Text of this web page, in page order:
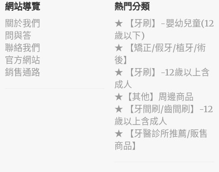
網站導覽
關於我們
問與答
聯絡我們
官方網站
銷售通路
熱門分類
★ 【牙刷】-嬰幼兒童(12
歲以下)
★ 【矯正/假牙/植牙/術
後】
★ 【牙刷】-12歲以上含
成人
★【其他】周邊商品
★ 【牙間刷/齒間刷】-12
歲以上含成人
★ 【牙醫診所推薦/販售
商品】